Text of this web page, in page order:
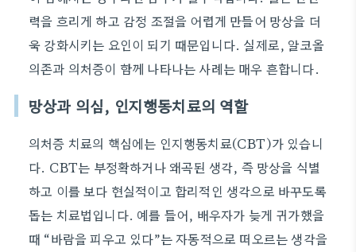
력을 흐리게 하고 감정 조절을 어렵게 만들어 망상을 더
욱 강화시키는 요인이 되기 때문입니다. 실제로, 알코올
의존과 의처증이 함께 나타나는 사례는 매우 흔합니다.
망상과 의심, 인지행동치료의 역할
의처증 치료의 핵심에는 인지행동치료(CBT)가 있습니
다. CBT는 부정확하거나 왜곡된 생각, 즉 망상을 식별
하고 이를 보다 현실적이고 합리적인 생각으로 바꾸도록
돕는 치료법입니다. 예를 들어, 배우자가 늦게 귀가했을
때 “바람을 피우고 있다”는 자동적으로 떠오르는 생각을